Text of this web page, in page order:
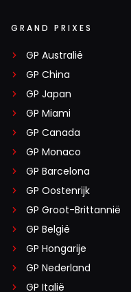
GRAND PRIXES
GP Australië
GP China
GP Japan
GP Miami
GP Canada
GP Monaco
GP Barcelona
GP Oostenrijk
GP Groot-Brittannië
GP België
GP Hongarije
GP Nederland
GP Italië